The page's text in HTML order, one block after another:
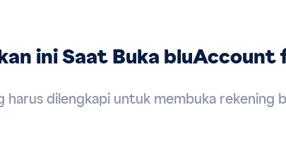
ini Saat Buka bluAccount
harus dilengkapi untuk membuka rekening